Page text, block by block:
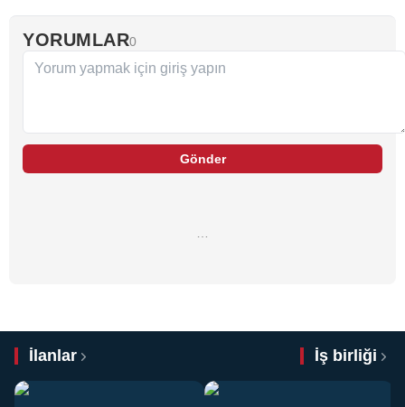
YORUMLAR0
Gönder
İlanlar İş birliği